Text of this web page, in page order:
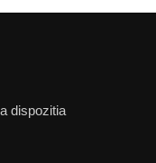
dispozitia